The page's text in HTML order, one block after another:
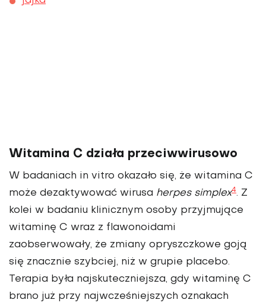
Witamina C działa przeciwwirusowo
W badaniach in vitro okazało się, że witamina C
może dezaktywować wirusa herpes simplex4. Z
kolei w badaniu klinicznym osoby przyjmujące
witaminę C wraz z flawonoidami
zaobserwowały, że zmiany opryszczkowe goją
się znacznie szybciej, niż w grupie placebo.
Terapia była najskuteczniejsza, gdy witaminę C
brano już przy najwcześniejszych oznakach